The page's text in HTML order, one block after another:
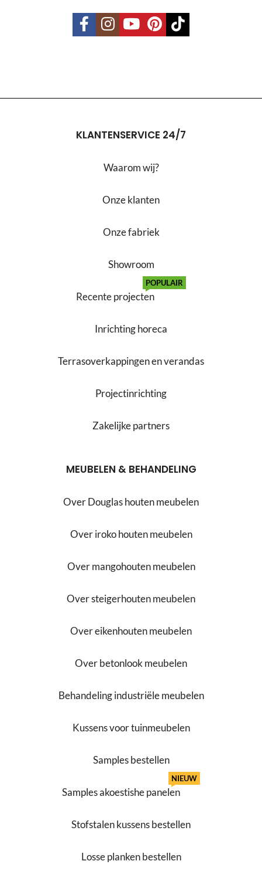
KLANTENSERVICE 24/7
Waarom wij?
Onze klanten
Onze fabriek
Showroom
Recente projecten
POPULAIR
Inrichting horeca
Terrasoverkappingen en verandas
Projectinrichting
Zakelijke partners
MEUBELEN & BEHANDELING
Over Douglas houten meubelen
Over iroko houten meubelen
Over mangohouten meubelen
Over steigerhouten meubelen
Over eikenhouten meubelen
Over betonlook meubelen
Behandeling industriële meubelen
Kussens voor tuinmeubelen
Samples bestellen
Samples akoestishe panelen
NIEUW
Stofstalen kussens bestellen
Losse planken bestellen